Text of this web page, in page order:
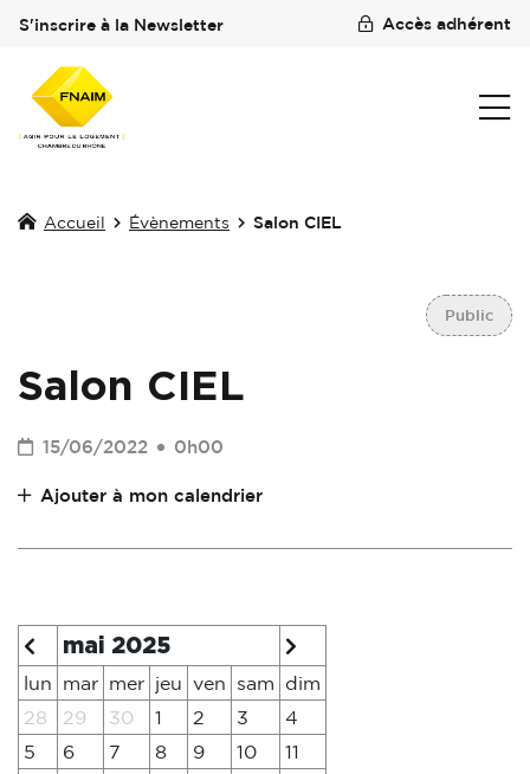
S'inscrire à la Newsletter Accès adhérent
Accueil Évènements Salon CIEL
Public
Salon CIEL
15/06/2022 0h00
Ajouter à mon calendrier
mai 2025
lun mar mer jeu ven sam
dim
28
29 30 1 2 3
4
5
6 7 8 9 10
11